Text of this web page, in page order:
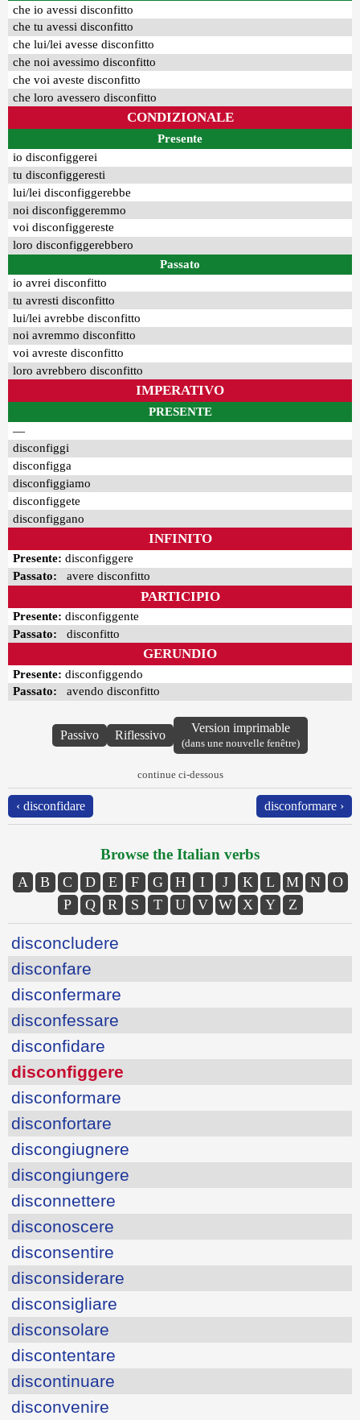
che io avessi disconfitto
che tu avessi disconfitto
che lui/lei avesse disconfitto
che noi avessimo disconfitto
che voi aveste disconfitto
che loro avessero disconfitto
CONDIZIONALE
Presente
io disconfiggerei
tu disconfiggeresti
lui/lei disconfiggerebbe
noi disconfiggeremmo
voi disconfiggereste
loro disconfiggerebbero
Passato
io avrei disconfitto
tu avresti disconfitto
lui/lei avrebbe disconfitto
noi avremmo disconfitto
voi avreste disconfitto
loro avrebbero disconfitto
IMPERATIVO
PRESENTE
—
disconfiggi
disconfigga
disconfiggiamo
disconfiggete
disconfiggano
INFINITO
Presente: disconfiggere
Passato: avere disconfitto
PARTICIPIO
Presente: disconfiggente
Passato: disconfitto
GERUNDIO
Presente: disconfiggendo
Passato: avendo disconfitto
Passivo Riflessivo
Version imprimable
(dans une nouvelle fenêtre)
continue ci-dessous
‹ disconfidare disconformare ›
Browse the Italian verbs
A B C D E F G H I J K L M N
O
P
Q R S T U V W X Y Z
disconcludere
disconfare
disconfermare
disconfessare
disconfidare
disconfiggere
disconformare
disconfortare
discongiugnere
discongiungere
disconnettere
disconoscere
disconsentire
disconsiderare
disconsigliare
disconsolare
discontentare
discontinuare
disconvenire